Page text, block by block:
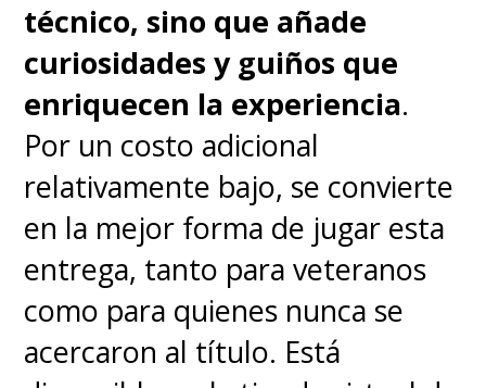
sistema triple de 50 MP
respaldado por sensores Sony
LYTIA y ahí está el punto clave
que incluso llevó a DXOMARK a
incluir al equipo en sutop ten
de mejores cámaras de
celulares del momento.
El sensor principal (Sony
técnico, sino que añade
curiosidades y guiños que
enriquecen la experiencia.
Por un costo adicional
relativamente bajo, se convierte
en la mejor forma de jugar esta
entrega, tanto para veteranos
como para quienes nunca se
acercaron al título. Está